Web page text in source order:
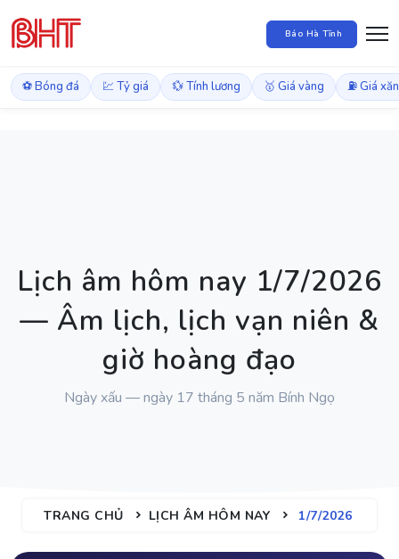
Báo Hà Tĩnh
⚽ Bóng đá 💹 Tỷ giá 💱 Tính lương 🥇 Giá vàng ⛽ Giá
Lịch âm hôm nay 1/7/2026
— Âm lịch, lịch vạn niên &
giờ hoàng đạo
Ngày xấu — ngày 17 tháng 5 năm Bính Ngọ
TRANG CHỦ LỊCH ÂM HÔM NAY 1/7/2026